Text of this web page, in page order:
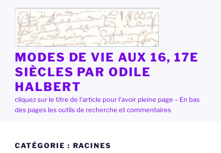
contenu
principal
MODES DE VIE AUX 16, 17E
SIÈCLES PAR ODILE
HALBERT
cliquez sur le titre de l'article pour l'avoir pleine page – En bas
des pages les outils de recherche et commentaires
CATÉGORIE : RACINES